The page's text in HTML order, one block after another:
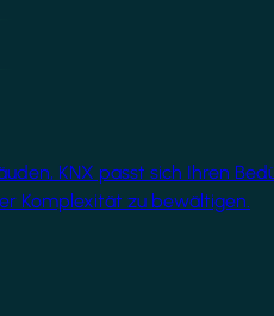
KNX passt sich Ihren
Komplexität zu bewältigen.